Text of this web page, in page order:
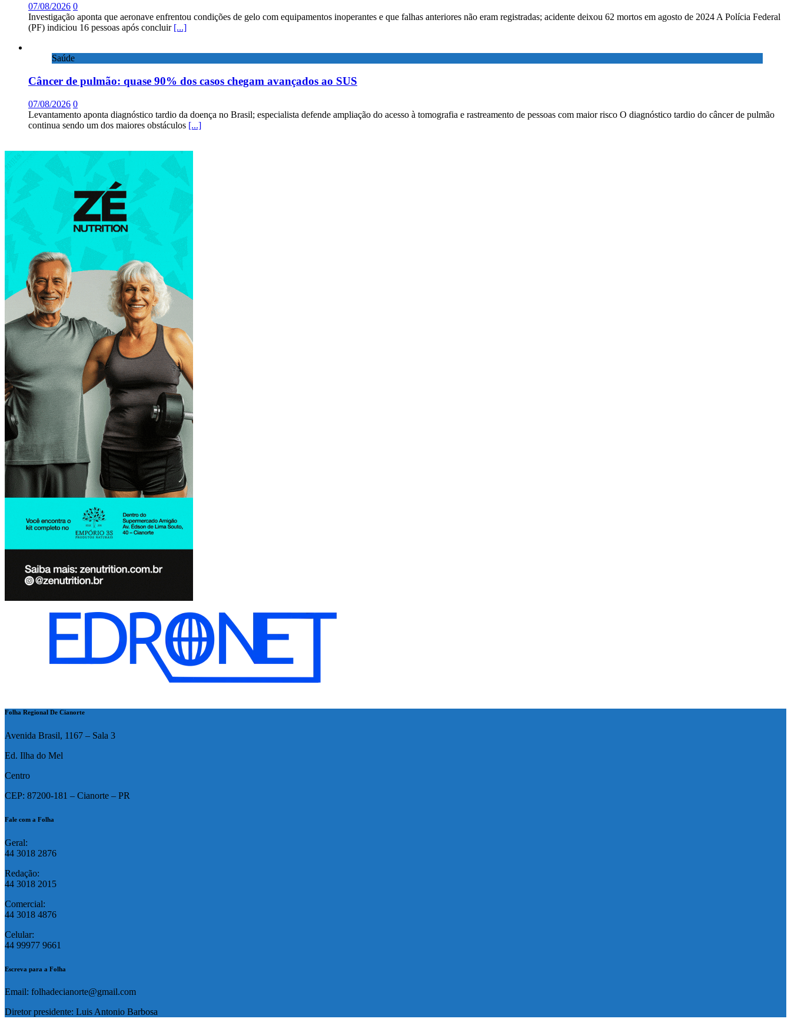
07/08/2026 0
Investigação aponta que aeronave enfrentou condições de gelo com equipamentos inoperantes e que falhas anteriores não eram registradas; acidente deixou 62 mortos em agosto de 2024 A Polícia Federal
(PF) indiciou 16 pessoas após concluir [...]
Saúde
Câncer de pulmão: quase 90% dos casos chegam avançados ao SUS
07/08/2026 0
Levantamento aponta diagnóstico tardio da doença no Brasil; especialista defende ampliação do acesso à tomografia e rastreamento de pessoas com maior risco O diagnóstico tardio do câncer de pulmão
continua sendo um dos maiores obstáculos [...]
Folha Regional De Cianorte
Avenida Brasil, 1167 – Sala 3
Ed. Ilha do Mel
Centro
CEP: 87200-181 – Cianorte – PR
Fale com a Folha
Geral:
44 3018 2876
Redação:
44 3018 2015
Comercial:
44 3018 4876
Celular:
44 99977 9661
Escreva para a Folha
Email: folhadecianorte@gmail.com
Diretor presidente: Luis Antonio Barbosa